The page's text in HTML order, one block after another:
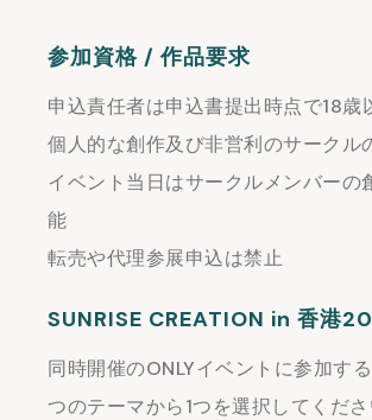
参加資格 / 作品要求
申込責任者は申込書提出時点で18歳
個人的な創作及び非営利のサークル
イベント当日はサークルメンバーの
能
転売や代理参展申込は禁止
SUNRISE CREATION in 香港
同時開催のONLYイベントに参加す
つのテーマから1つを選択してくださ